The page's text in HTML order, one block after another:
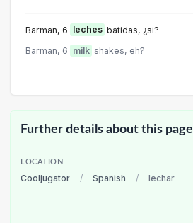
Barman, 6 leches batidas, ¿si?
Barman, 6 milk shakes, eh?
Further details about this page
LOCATION
Cooljugator / Spanish / lechar